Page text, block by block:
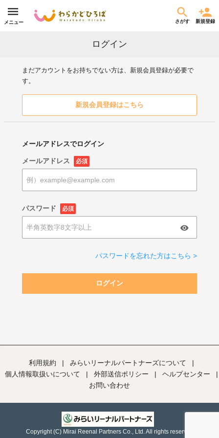
メニュー さがす 新規登録
ログイン
まだアカウントをお持ちでない方は、新規会員登録が必要で
す。
新規会員登録はこちら
メールアドレスでログイン
メールアドレス 必須
パスワード 必須
パスワードを忘れた方はこちら >
ログイン
利用規約 | みらいリーナルパートナーズについて
|
個人情報取扱いについて
| 外部送信ポリシー | ヘルプセンター
|
お問い合わせ
Copyright (C) Mirai Reenal Partners Co., Ltd. All rights reserved